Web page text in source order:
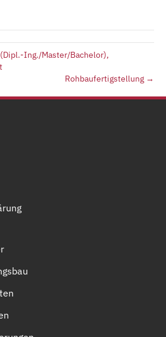
Ing./Master/Bachelor),
Rohbaufertigstellung →